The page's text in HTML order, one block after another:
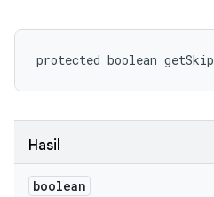
protected boolean
Hasil
boolean